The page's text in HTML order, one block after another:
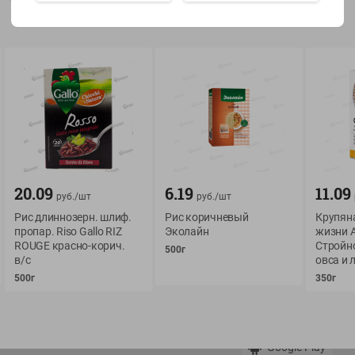
О сервисе
Условия доставки
Возврат товара
Оформление заказа
Мой Green
Обратная связь
доставкой и
Google Play
20.09 руб./шт
Рис длиннозерн. шлиф.
пропар. Riso Gallo RIZ
ROUGE красно-корич.
в/с
500г
6.19 руб./шт
Рис коричневый
Эколайн
500г
11.09
жизни
овса и
350г